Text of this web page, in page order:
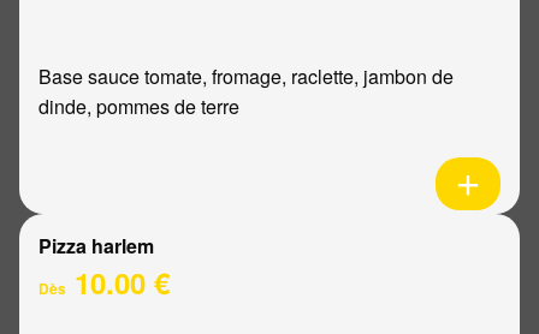
Base sauce tomate, fromage, raclette, jambon de
dinde, pommes de terre
Pizza harlem
Dès 10.00 €